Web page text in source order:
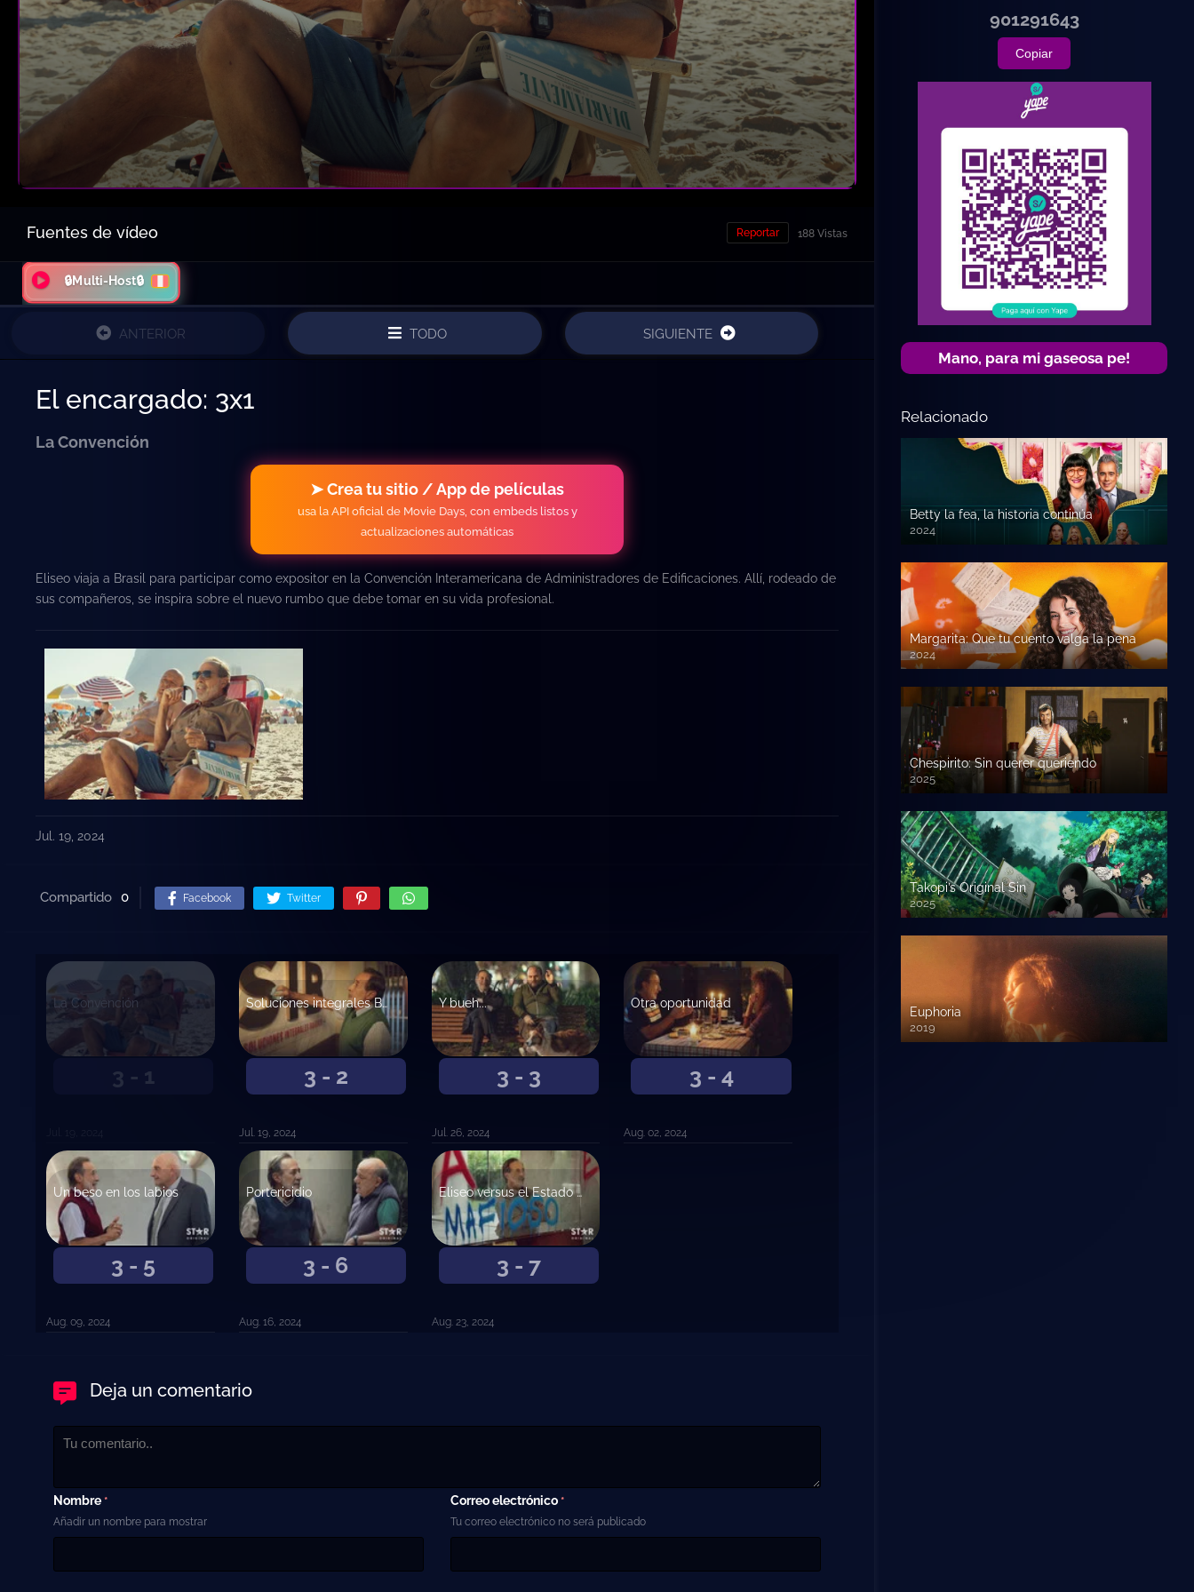
Fuentes de vídeo 188 Vistas
Reportar
🔒Multi-Host🔒
ANTERIOR TODO SIGUIENTE
El encargado: 3x1
La Convención
➤ Crea tu sitio / App de películas
usa la API oficial de Movie Days, con embeds listos y
actualizaciones automáticas
Eliseo viaja a Brasil para participar como expositor en la Convención Interamericana de Administradores de Edificaciones. Allí, rodeado de
sus compañeros, se inspira sobre el nuevo rumbo que debe tomar en su vida profesional.
Jul. 19, 2024
Compartido 0 Facebook Twitter
3 - 1
La Convención
3 - 2
Soluciones integrales Basurto
Jul. 19, 2024
3 - 3
Y bueh...
Jul. 26, 2024
3 - 4
Otra oportunidad
Aug. 02, 2024
3 - 5
Un beso en los labios
Aug. 09, 2024
3 - 6
Portericidio
Aug. 16, 2024
3 - 7
Eliseo versus el Estado Nacional Argentino
Aug. 23, 2024
Deja un comentario
Nombre *
Añadir un nombre para mostrar
Correo electrónico *
Tu correo electrónico no será publicado
901291643
Copiar
Mano, para mi gaseosa pe!
Relacionado
Betty la fea, la historia continúa
2024
Margarita: Que tu cuento valga la pena
2024
Chespirito: Sin querer queriendo
2025
Takopi’s Original Sin
2025
Euphoria
2019